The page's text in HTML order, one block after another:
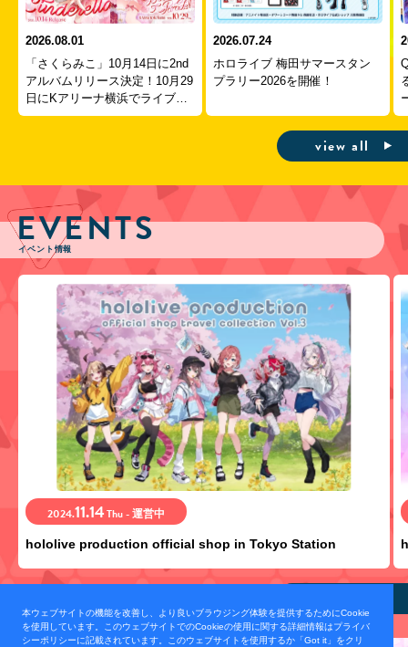
本ウェブサイトの機能を改善し、より良いブラウジング体験を提供するためにCookie
を使用しています。このウェブサイトでのCookieの使用に関する詳細情報はプライバ
シーポリシーに記載されています。このウェブサイトを使用するか「Got it」をクリ
2026.08.01
「さくらみこ」10月14日に2nd
アルバムリリース決定！10月29
日にKアリーナ横浜でライブ開
催！
2026.07.24
ホロライブ 梅田サマースタン
プラリー2026を開催！
view all
EVENTS
イベント情報
2024.11.14Thu - 運営中
hololive production official shop in Tokyo Station